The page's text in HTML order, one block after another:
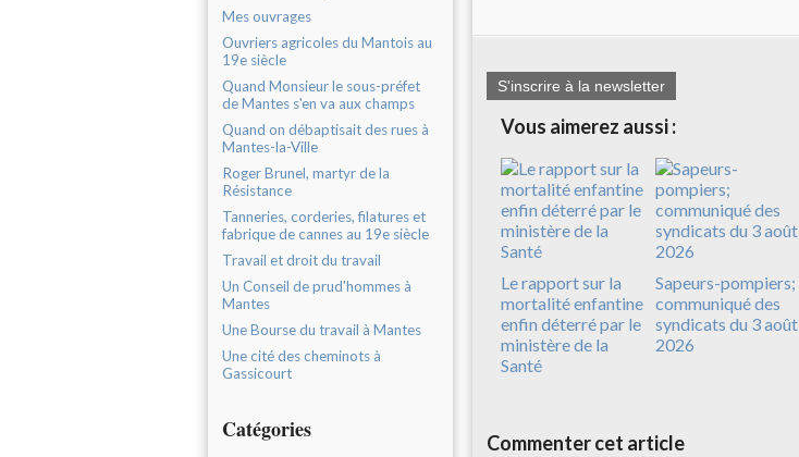
Mes ouvrages
Ouvriers agricoles du Mantois au
19e siècle
Quand Monsieur le sous-préfet
de Mantes s'en va aux champs
Quand on débaptisait des rues à
Mantes-la-Ville
Roger Brunel, martyr de la
Résistance
Tanneries, corderies, filatures et
fabrique de cannes au 19e siècle
Travail et droit du travail
Un Conseil de prud'hommes à
Mantes
Une Bourse du travail à Mantes
Une cité des cheminots à
Gassicourt
Catégories
S'inscrire à la newsletter
Vous aimerez aussi :
Le rapport sur la
mortalité enfantine
enfin déterré par le
ministère de la
Santé
Sapeurs-pompiers;
communiqué des
syndicats du 3 août
2026
Commenter cet article